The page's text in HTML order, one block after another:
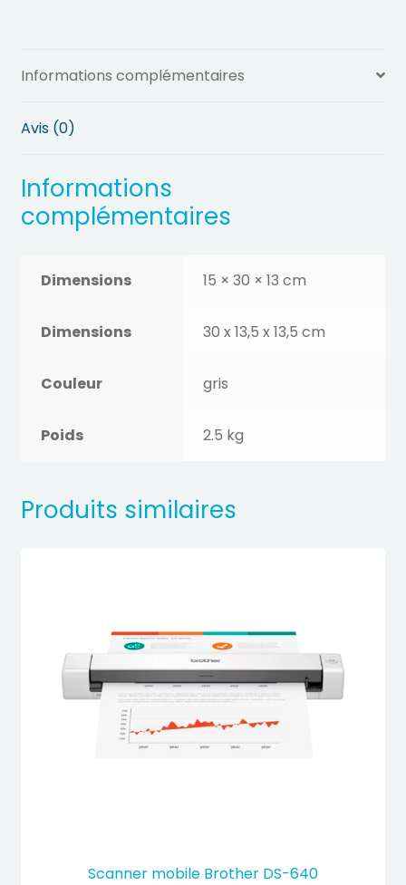
Informations complémentaires
Avis (0)
Informations
complémentaires
Dimensions 15 × 30 × 13 cm
Dimensions 30 x 13,5 x 13,5 cm
Couleur gris
Poids 2.5 kg
Produits similaires
Scanner mobile Brother DS-640